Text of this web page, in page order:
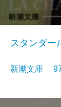
スタンダー
新潮文庫